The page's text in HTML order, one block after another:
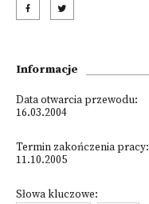
Informacje
Data otwarcia przewodu:
16.03.2004
Termin zakończenia pracy:
11.10.2005
Słowa kluczowe: